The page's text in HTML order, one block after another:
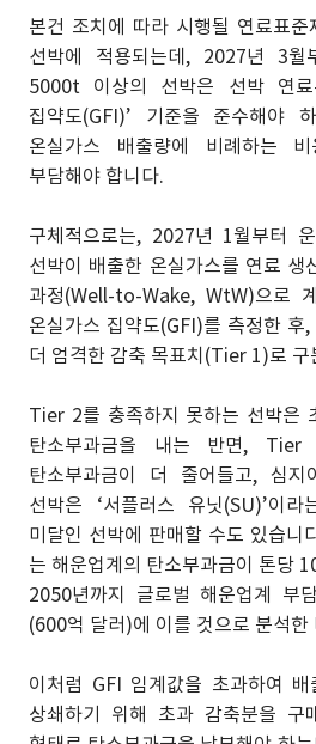
본건 조치에 따라 시행될 연료표
선박에 적용되는데, 2027년 3
5000t 이상의 선박은 선박 연료
집약도(GFI)’ 기준을 준수해야
온실가스 배출량에 비례하는 비
부담해야 합니다.
구체적으로는, 2027년 1월부터
선박이 배출한 온실가스를 연료 생
과정(Well-to-Wake, WtW)으로
온실가스 집약도(GFI)를 측정한
더 엄격한 감축 목표치(Tier 1)로 구
Tier 2를 충족하지 못하는 선박은
탄소부과금을 내는 반면, Tier
탄소부과금이 더 줄어들고, 심
선박은 ‘서플러스 유닛(SU)’이
미달인 선박에 판매할 수도 있습니
는 해운업계의 탄소부과금이 톤당
2050년까지 글로벌 해운업계 부
(600억 달러)에 이를 것으로 분석한
이처럼 GFI 임계값을 초과하여
상쇄하기 위해 초과 감축분을 구